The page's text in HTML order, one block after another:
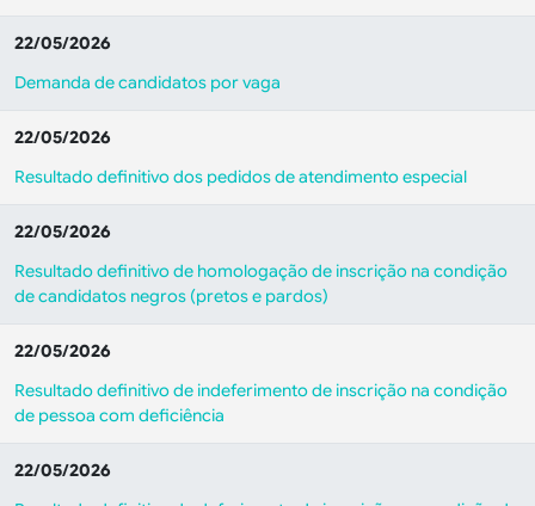
22/05/2026
Demanda de candidatos por vaga
22/05/2026
Resultado definitivo dos pedidos de atendimento especial
22/05/2026
Resultado definitivo de homologação de inscrição na condição
de candidatos negros (pretos e pardos)
22/05/2026
Resultado definitivo de indeferimento de inscrição na condição
de pessoa com deficiência
22/05/2026